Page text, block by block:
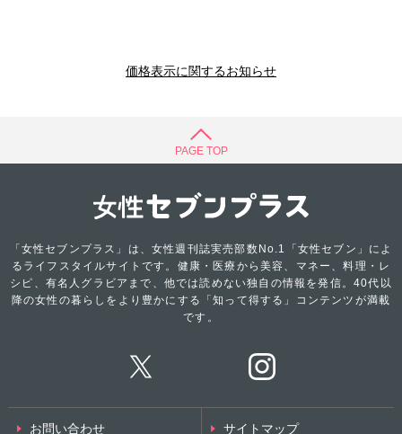
価格表示に関するお知らせ
PAGE TOP
「女性セブンプラス」は、女性週刊誌実売部数No.1「女性セブン」によ
るライフスタイルサイトです。健康・医療から美容、マネー、料理・レ
シピ、有名人グラビアまで、他では読めない独自の情報を発信。40代以
降の女性の暮らしをより豊かにする「知って得する」コンテンツが満載
です。
お問い合わせ サイトマップ